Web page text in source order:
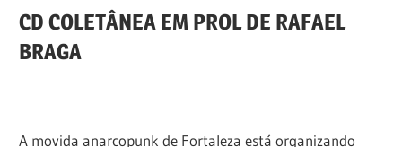
CD COLETÂNEA EM PROL DE RAFAEL
BRAGA
A movida anarcopunk de Fortaleza está organizando